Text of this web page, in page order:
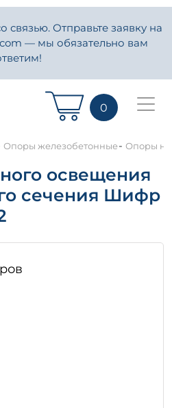
Отправьте заявку на
— мы обязательно вам
0
Опоры железобетонные- Опоры
освещения
сечения Шифр